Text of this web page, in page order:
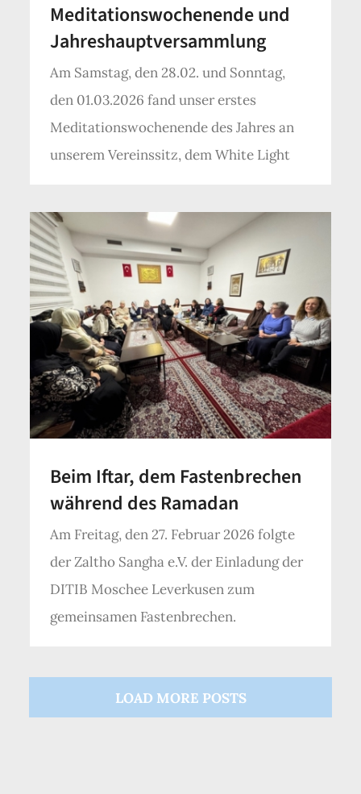
Meditationswochenende und
Jahreshauptversammlung
Am Samstag, den 28.02. und Sonntag,
den 01.03.2026 fand unser erstes
Meditationswochenende des Jahres an
unserem Vereinssitz, dem White Light
Beim Iftar, dem Fastenbrechen
während des Ramadan
Am Freitag, den 27. Februar 2026 folgte
der Zaltho Sangha e.V. der Einladung der
DITIB Moschee Leverkusen zum
gemeinsamen Fastenbrechen.
LOAD MORE POSTS